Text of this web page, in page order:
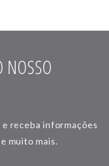
NOSSO
receba informações
muito mais.